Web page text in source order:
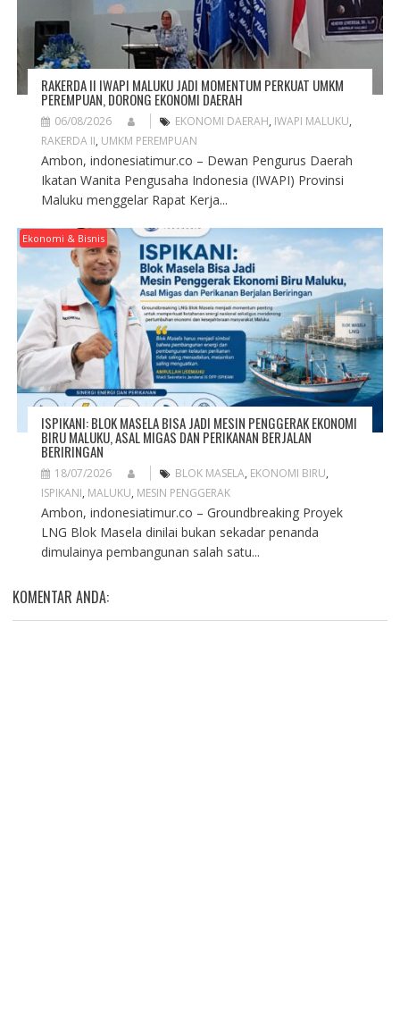
RAKERDA II IWAPI MALUKU JADI MOMENTUM PERKUAT UMKM
PEREMPUAN, DORONG EKONOMI DAERAH
06/08/2026 EKONOMI DAERAH, IWAPI MALUKU,
RAKERDA II, UMKM PEREMPUAN
Ambon, indonesiatimur.co – Dewan Pengurus Daerah
Ikatan Wanita Pengusaha Indonesia (IWAPI) Provinsi
Maluku menggelar Rapat Kerja...
Ekonomi & Bisnis
ISPIKANI: BLOK MASELA BISA JADI MESIN PENGGERAK EKONOMI
BIRU MALUKU, ASAL MIGAS DAN PERIKANAN BERJALAN
BERIRINGAN
18/07/2026 BLOK MASELA, EKONOMI BIRU,
ISPIKANI, MALUKU, MESIN PENGGERAK
Ambon, indonesiatimur.co – Groundbreaking Proyek
LNG Blok Masela dinilai bukan sekadar penanda
dimulainya pembangunan salah satu...
KOMENTAR ANDA: